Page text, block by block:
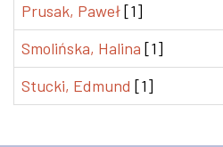
Prusak, Paweł[1]
Smolińska, Halina [1]
Stucki, Edmund [1]